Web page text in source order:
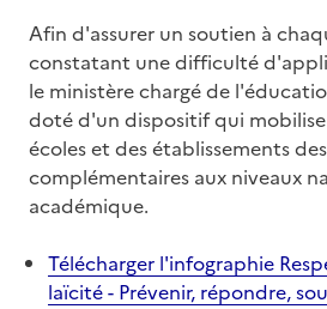
Afin d'assurer un soutien à
constatant une difficulté
le ministère chargé de
doté d'un dispositif qui mobilise
écoles et des établissements
complémentaires aux niveaux
académique.
Télécharger l'infographie
laïcité - Prévenir, répondre,